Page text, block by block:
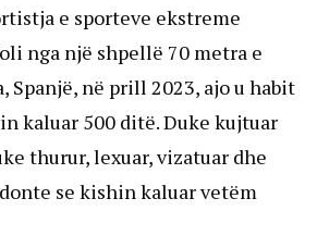
e sporteve ekstreme
nga një shpellë 70 metra e
Spanjë, në prill 2023, ajo u habit
kaluar 500 ditë. Duke kujtuar
thurur, lexuar, vizatuar dhe
se kishin kaluar vetëm